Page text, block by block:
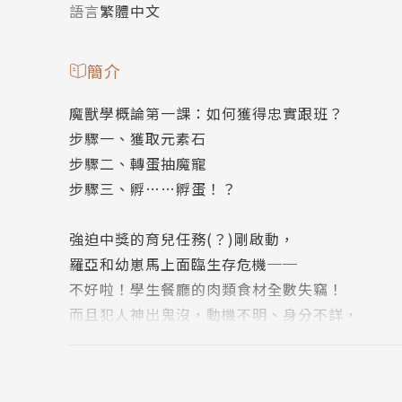
語言繁體中文
簡介
魔獸學概論第一課：如何獲得忠實跟班？
步驟一、獲取元素石
步驟二、轉蛋抽魔寵
步驟三、孵……孵蛋！？
強迫中獎的育兒任務(？)剛啟動，
羅亞和幼崽馬上面臨生存危機──
不好啦！學生餐廳的肉類食材全數失竊！
而且犯人神出鬼沒，動機不明、身分不詳，